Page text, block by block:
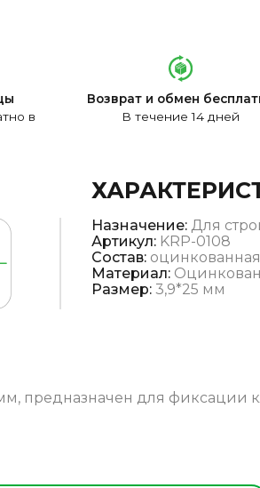
в
Возврат и обмен
В течение 14 дней
Назначение: Для
Артикул: KRP-0108
Состав: оцинкованная
Материал:
Размер: 3,9*25 мм
предназначен для фиксации